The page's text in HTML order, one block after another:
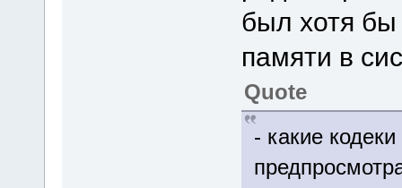
был хотя бы
памяти в
Quote
- какие